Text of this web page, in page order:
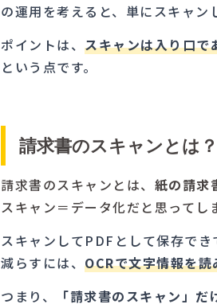
の運用を考えると、単にスキャン
ポイントは、 スキャンは入り口で
という点です。
請求書のスキャンとは
請求書のスキャンとは、 紙の請求
スキャン＝データ化だと思ってし
スキャンしてPDFとして保存で
減らすには、 OCRで文字情報を
つまり、
「請求書のスキャン」